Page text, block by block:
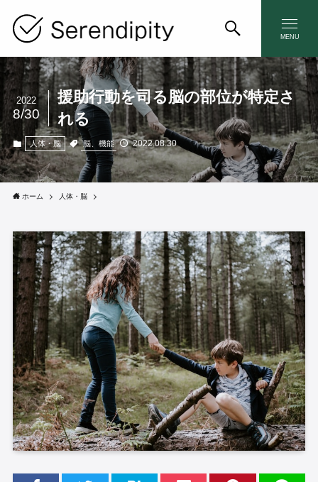
MENU
援助行動を司る脳の部位が特定さ
れる
2022
8/30
人体・脳 脳、機能 2022.08.30
ホーム 人体・脳